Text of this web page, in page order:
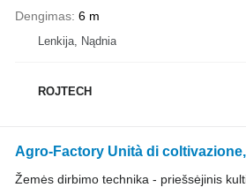
Dengimas 6 m
Lenkija, Nądnia
ROJTECH
Agro-Factory Unità di
Žemės dirbimo technika - priešsėjinis